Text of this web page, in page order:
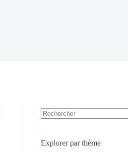
Explorer par thème